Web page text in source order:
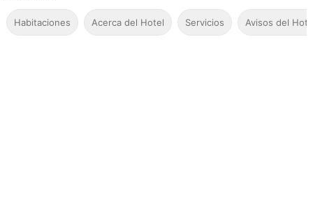
Habitaciones Acerca del Hotel Servicios Avisos del